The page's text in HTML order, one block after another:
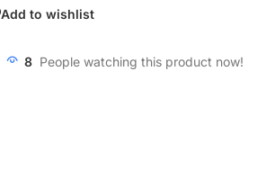
Add to wishlist
8 People watching this product now!